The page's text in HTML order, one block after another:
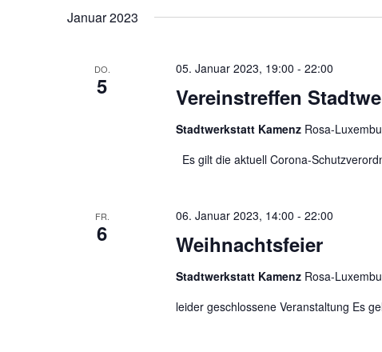
Januar 2023
DO.
5 Vereinstreffen
05. Januar 2023, 19:00 - 22:00
Stadtwerkstatt Kamenz Rosa-
Es gilt die aktuell Corona-
FR.
6 Weihnachtsfeier
06. Januar 2023, 14:00 - 22:00
Stadtwerkstatt Kamenz Rosa-
leider geschlossene Veranstaltung Es